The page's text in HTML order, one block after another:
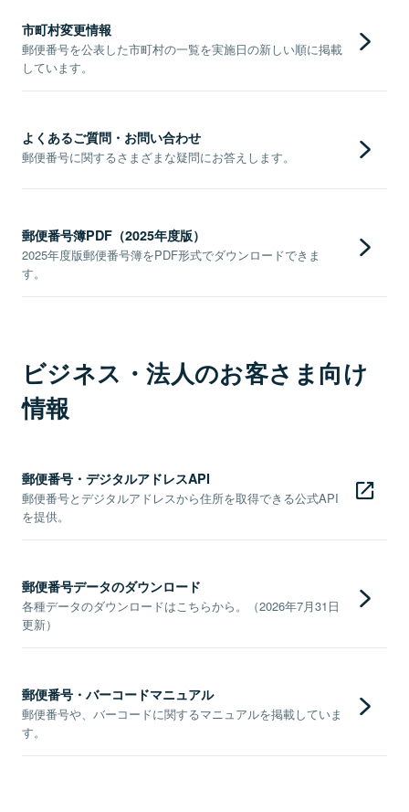
市町村変更情報
郵便番号を公表した市町村の一覧を実施日の新しい順に掲載
しています。
よくあるご質問・お問い合わせ
郵便番号に関するさまざまな疑問にお答えします。
郵便番号簿PDF（2025年度版）
2025年度版郵便番号簿をPDF形式でダウンロードできま
す。
ビジネス・法人のお客さま向け
情報
郵便番号・デジタルアドレスAPI
郵便番号とデジタルアドレスから住所を取得できる公式API
を提供。
郵便番号データのダウンロード
各種データのダウンロードはこちらから。（2026年7月31日
更新）
郵便番号・バーコードマニュアル
郵便番号や、バーコードに関するマニュアルを掲載していま
す。